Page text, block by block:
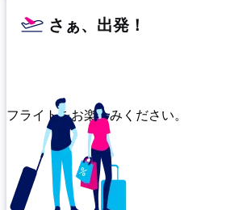
さぁ、出発！
フライトをお楽しみください。